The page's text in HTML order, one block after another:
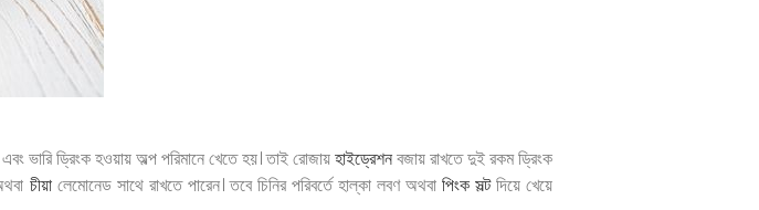
ভারি ড্রিংক হওয়ায় অল্প পরিমানে খেতে হয়। তাই রোজায়হাইড্রেশনবজায় রাখতে দুই রকম ড্রিংক
চীয়া লেমোনেড সাথে রাখতে পারেন। তবে চিনির পরিবর্তে হাল্কা লবণ অথবা পিংক সল্টদিয়ে খেয়ে